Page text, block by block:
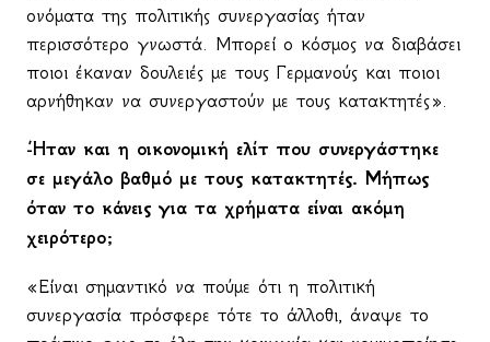
ονόματα της πολιτικής συνεργασίας ήταν
περισσότερο γνωστά. Μπορεί ο κόσμος να διαβάσει
ποιοι έκαναν δουλειές με τους Γερμανούς και ποιοι
αρνήθηκαν να συνεργαστούν με τους κατακτητές».
-Ήταν και η οικονομική ελίτ που συνεργάστηκε
σε μεγάλο βαθμό με τους κατακτητές. Μήπως
όταν το κάνεις για τα χρήματα είναι ακόμη
χειρότερο;
«Είναι σημαντικό να πούμε ότι η πολιτική
συνεργασία πρόσφερε τότε το άλλοθι, άναψε το